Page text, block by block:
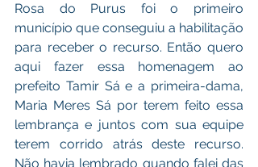
Rosa do Purus foi o primeiro
município que conseguiu a habilitação
para receber o recurso. Então quero
aqui fazer essa homenagem ao
prefeito Tamir Sá e a primeira-dama,
Maria Meres Sá por terem feito essa
lembrança e juntos com sua equipe
terem corrido atrás deste recurso.
Não havia lembrado quando falei das